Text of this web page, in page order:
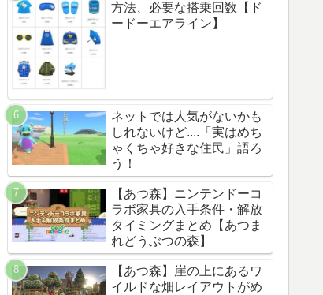
方法、必要な搭乗回数【ド
ードーエアライン】
ネットでは人気がないかも
しれないけど....「実はめち
ゃくちゃ好きな住民」語ろ
う！
【あつ森】ニンテンドーコ
ラボ家具の入手条件・解放
タイミングまとめ【あつま
れどうぶつの森】
【あつ森】崖の上にあるワ
イルドな畑レイアウトがめ